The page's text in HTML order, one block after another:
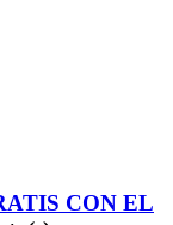
CON EL